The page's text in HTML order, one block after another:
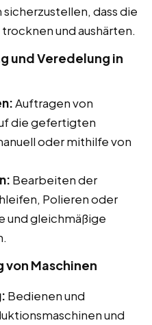
dass die
und aushärten.
und Veredelung in
Auftragen von
die gefertigten
oder mithilfe von
Bearbeiten der
Polieren oder
und gleichmäßige
von Maschinen
Bedienen und
und